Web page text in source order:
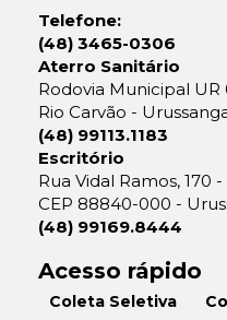
Telefone:
(48) 3465-0306
Aterro Sanitário
Rodovia Municipal UR
Rio Carvão -
(48) 99113.1183
Escritório
Rua Vidal Ramos, 170
CEP 88840-000 -
(48) 99169.8444
Acesso rápido
Coleta Seletiva